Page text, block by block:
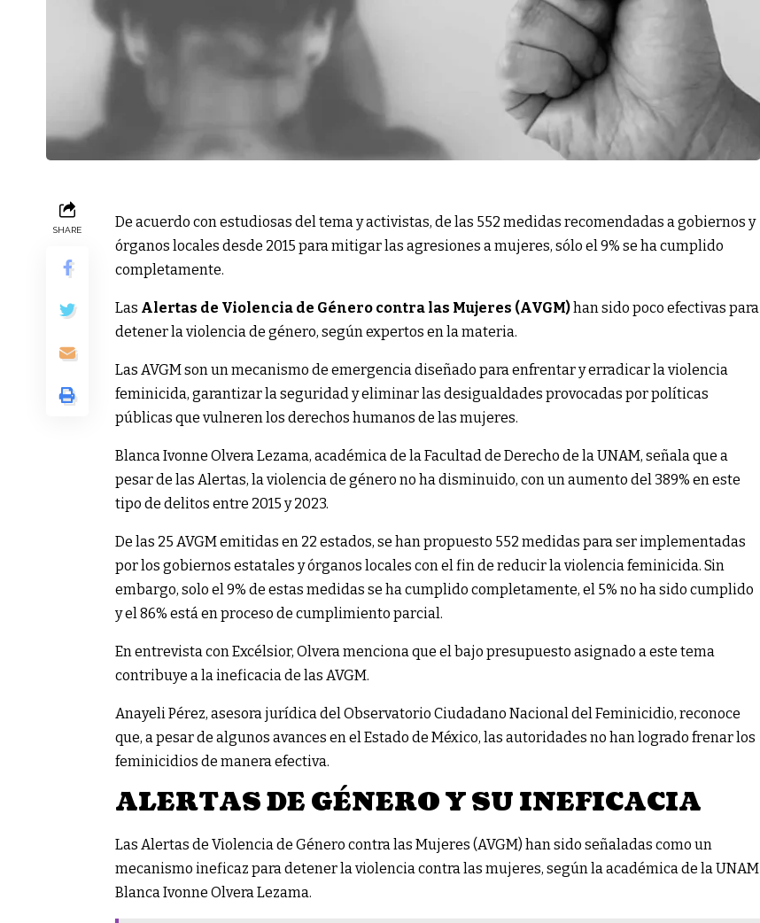
SHARE
De acuerdo con estudiosas del tema y activistas, de las 552 medidas recomendadas a gobiernos y
órganos locales desde 2015 para mitigar las agresiones a mujeres, sólo el 9% se ha cumplido
completamente.
Las Alertas de Violencia de Género contra las Mujeres (AVGM)han sido poco efectivas para
detener la violencia de género, según expertos en la materia.
Las AVGM son un mecanismo de emergencia diseñado para enfrentar y erradicar la violencia
feminicida, garantizar la seguridad y eliminar las desigualdades provocadas por políticas
públicas que vulneren los derechos humanos de las mujeres.
Blanca Ivonne Olvera Lezama, académica de la Facultad de Derecho de la UNAM, señala que a
pesar de las Alertas, la violencia de género no ha disminuido, con un aumento del 389% en este
tipo de delitos entre 2015 y 2023.
De las 25 AVGM emitidas en 22 estados, se han propuesto 552 medidas para ser implementadas
por los gobiernos estatales y órganos locales con el fin de reducir la violencia feminicida. Sin
embargo, solo el 9% de estas medidas se ha cumplido completamente, el 5% no ha sido cumplido
y el 86% está en proceso de cumplimiento parcial.
En entrevista con Excélsior, Olvera menciona que el bajo presupuesto asignado a este tema
contribuye a la ineficacia de las AVGM.
Anayeli Pérez, asesora jurídica del Observatorio Ciudadano Nacional del Feminicidio, reconoce
que, a pesar de algunos avances en el Estado de México, las autoridades no han logrado frenar los
feminicidios de manera efectiva.
ALERTAS DE GÉNERO Y SU INEFICACIA
Las Alertas de Violencia de Género contra las Mujeres (AVGM) han sido señaladas como un
mecanismo ineficaz para detener la violencia contra las mujeres, según la académica de la UNAM
Blanca Ivonne Olvera Lezama.